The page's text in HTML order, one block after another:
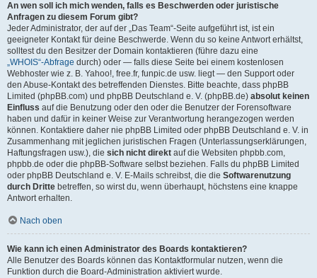
An wen soll ich mich wenden, falls es Beschwerden oder juristische
Anfragen zu diesem Forum gibt?
Jeder Administrator, der auf der „Das Team“-Seite aufgeführt ist, ist ein
geeigneter Kontakt für deine Beschwerde. Wenn du so keine Antwort erhältst,
solltest du den Besitzer der Domain kontaktieren (führe dazu eine
„WHOIS“-Abfrage durch) oder — falls diese Seite bei einem kostenlosen
Webhoster wie z. B. Yahoo!, free.fr, funpic.de usw. liegt — den Support oder
den Abuse-Kontakt des betreffenden Dienstes. Bitte beachte, dass phpBB
Limited (phpBB.com) und phpBB Deutschland e. V. (phpBB.de) absolut keinen
Einfluss auf die Benutzung oder den oder die Benutzer der Forensoftware
haben und dafür in keiner Weise zur Verantwortung herangezogen werden
können. Kontaktiere daher nie phpBB Limited oder phpBB Deutschland e. V. in
Zusammenhang mit jeglichen juristischen Fragen (Unterlassungserklärungen,
Haftungsfragen usw.), die sich nicht direkt auf die Websiten phpbb.com,
phpbb.de oder die phpBB-Software selbst beziehen. Falls du phpBB Limited
oder phpBB Deutschland e. V. E-Mails schreibst, die die Softwarenutzung
durch Dritte betreffen, so wirst du, wenn überhaupt, höchstens eine knappe
Antwort erhalten.
Nach oben
Wie kann ich einen Administrator des Boards kontaktieren?
Alle Benutzer des Boards können das Kontaktformular nutzen, wenn die
Funktion durch die Board-Administration aktiviert wurde.